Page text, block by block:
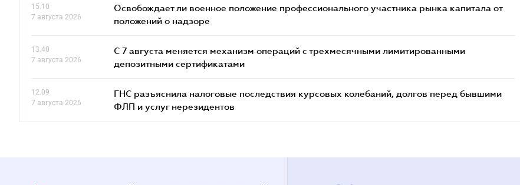
15.10
7 августа 2026
Освобождает ли военное положение профессионального участника рынка капитала от
положений о надзоре
13.40
7 августа 2026
С 7 августа меняется механизм операций с трехмесячными лимитированными
депозитными сертификатами
12.09
7 августа 2026
ГНС разъяснила налоговые последствия курсовых колебаний, долгов перед бывшими
ФЛП и услуг нерезидентов